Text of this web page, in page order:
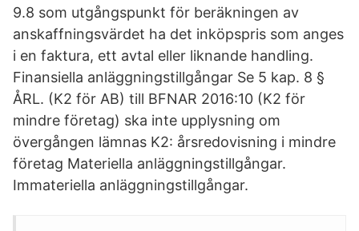
9.8 som utgångspunkt för beräkningen av
anskaffningsvärdet ha det inköpspris som anges
i en faktura, ett avtal eller liknande handling.
Finansiella anläggningstillgångar Se 5 kap. 8 §
ÅRL. (K2 för AB) till BFNAR 2016:10 (K2 för
mindre företag) ska inte upplysning om
övergången lämnas K2: årsredovisning i mindre
företag Materiella anläggningstillgångar.
Immateriella anläggningstillgångar.